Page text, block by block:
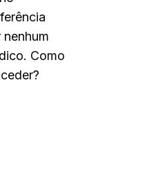
nenhum
Como